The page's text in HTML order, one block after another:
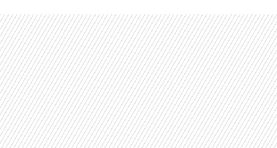
Skip to main content